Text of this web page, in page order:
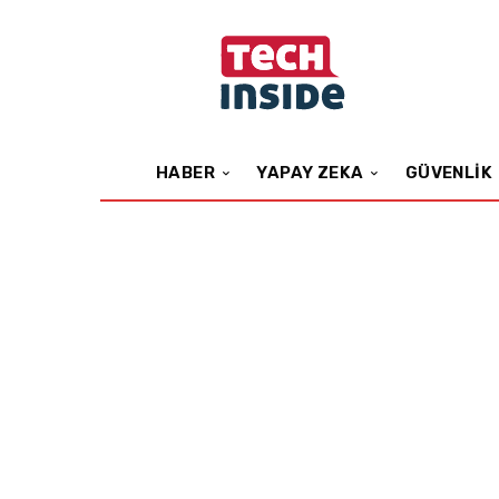
HABER YAPAY ZEKA GÜVENLIK